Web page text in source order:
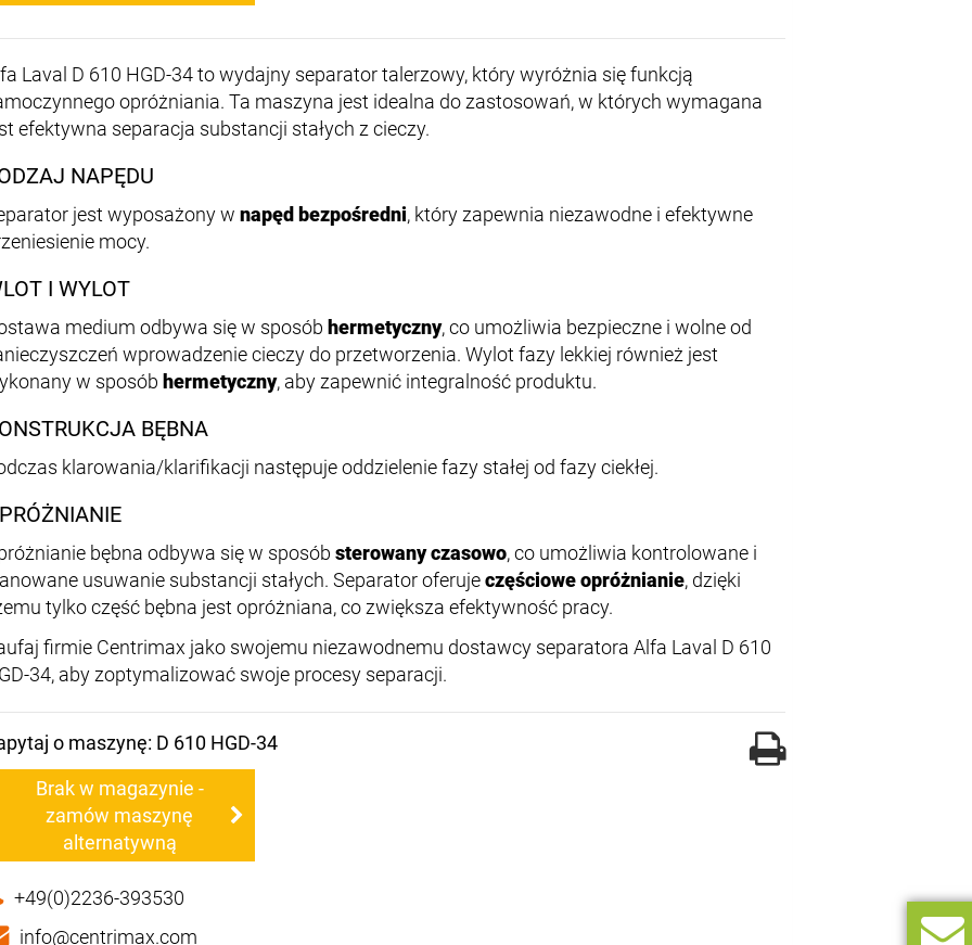
Laval D 610 HGD-34 to wydajny separator talerzowy, który wyróżnia się funkcją
opróżniania. Ta maszyna jest idealna do zastosowań, w których wymagana
efektywna separacja substancji stałych z cieczy.
NAPĘDU
jest wyposażony w napęd bezpośredni, który zapewnia niezawodne i efektywne
mocy.
I WYLOT
medium odbywa się w sposób hermetyczny, co umożliwia bezpieczne i wolne od
wprowadzenie cieczy do przetworzenia. Wylot fazy lekkiej również jest
w sposób hermetyczny, aby zapewnić integralność produktu.
BĘBNA
klarowania/klarifikacji następuje oddzielenie fazy stałej od fazy ciekłej.
bębna odbywa się w sposób sterowany czasowo, co umożliwia kontrolowane i
usuwanie substancji stałych. Separator oferujeczęściowe opróżnianie, dzięki
tylko część bębna jest opróżniana, co zwiększa efektywność pracy.
firmie Centrimax jako swojemu niezawodnemu dostawcy separatora Alfa Laval D 610
34, aby zoptymalizować swoje procesy separacji.
o maszynę: D 610 HGD-34
Brak w magazynie -
zamów maszynę
alternatywną
+49(0)2236-393530
info@centrimax.com